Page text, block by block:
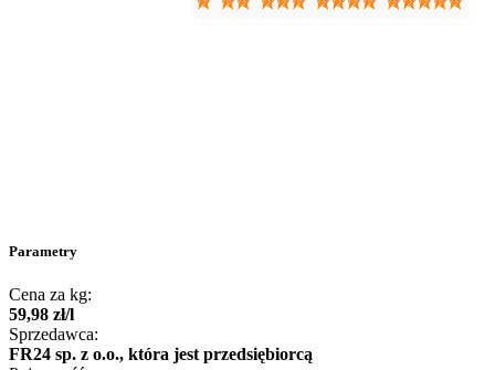
Parametry
Cena za kg:
59,98 zł/l
Sprzedawca:
FR24 sp. z o.o., która jest przedsiębiorcą